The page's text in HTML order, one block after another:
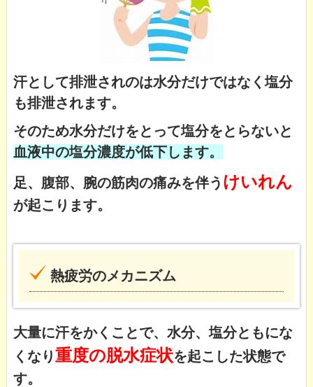
汗として排泄されのは水分だけではなく塩分
も排泄されます。
そのため水分だけをとって塩分をとらないと
血液中の塩分濃度が低下します。
足、腹部、腕の筋肉の痛みを伴う けいれん
が起こります。
熱疲労のメカニズム
大量に汗をかくことで、水分、塩分ともにな
くなり重度の脱水症状を起こした状態で
す。